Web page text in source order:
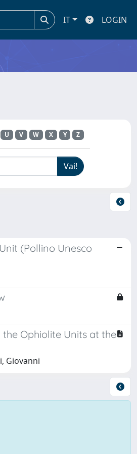
IT LOGIN
U V W X Y Z
(Pollino Unesco
Ophiolite Units at the
Giovanni